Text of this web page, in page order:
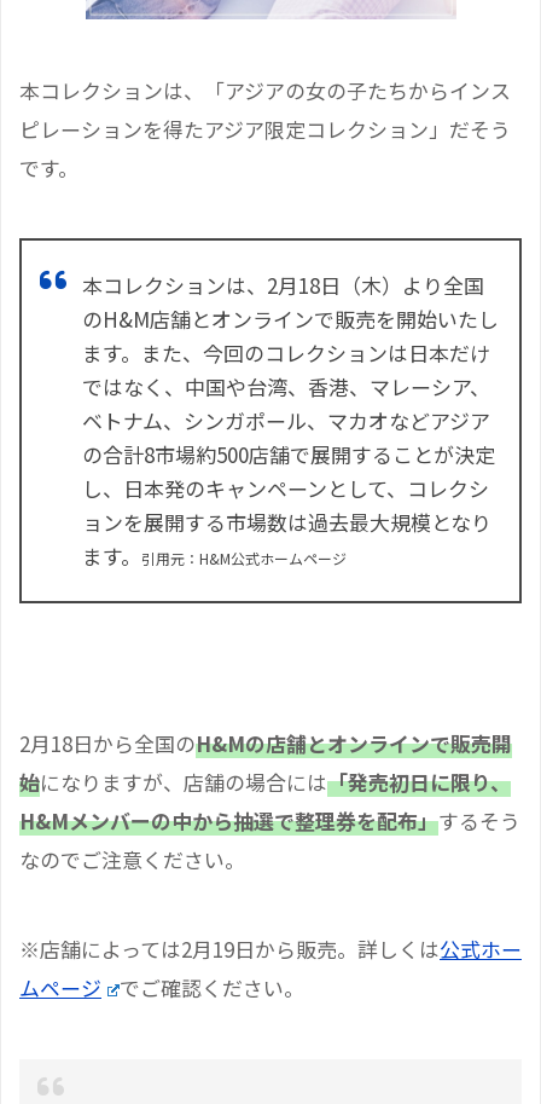
本コレクションは、「アジアの女の子たちからインス
ピレーションを得たアジア限定コレクション」だそう
です。
本コレクションは、2月18日（木）より全国
のH&M店舗とオンラインで販売を開始いたし
ます。また、今回のコレクションは日本だけ
ではなく、中国や台湾、香港、マレーシア、
ベトナム、シンガポール、マカオなどアジア
の合計8市場約500店舗で展開することが決定
し、日本発のキャンペーンとして、コレクシ
ョンを展開する市場数は過去最大規模となり
ます。
引用元：H&M公式ホームページ
2月18日から全国のH&Mの店舗とオンラインで販売開
始になりますが、店舗の場合には「発売初日に限り、
H&Mメンバーの中から抽選で整理券を配布」するそう
なのでご注意ください。
※店舗によっては2月19日から販売。詳しくは公式ホー
ムページ
でご確認ください。